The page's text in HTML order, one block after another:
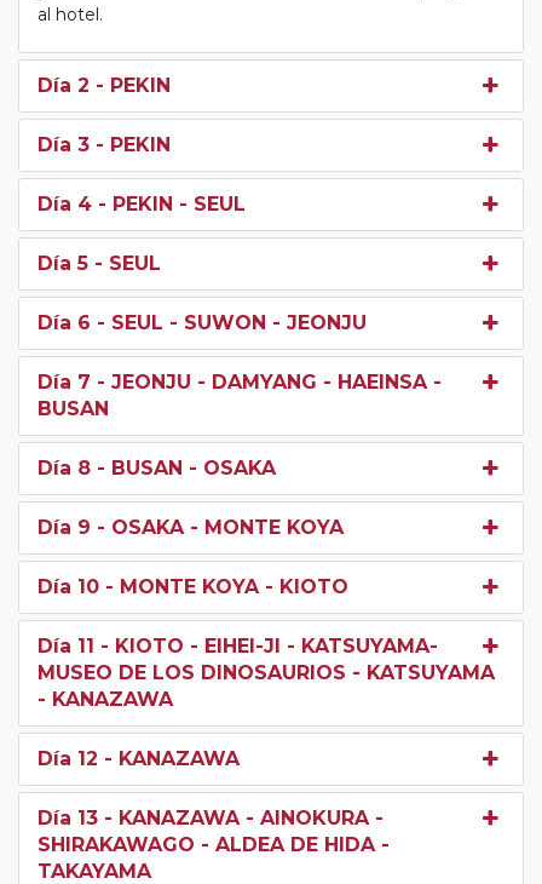
al hotel.
Día 2 - PEKIN
Día 3 - PEKIN
Día 4 - PEKIN - SEUL
Día 5 - SEUL
Día 6 - SEUL - SUWON - JEONJU
Día 7 - JEONJU - DAMYANG - HAEINSA -
BUSAN
Día 8 - BUSAN - OSAKA
Día 9 - OSAKA - MONTE KOYA
Día 10 - MONTE KOYA - KIOTO
Día 11 - KIOTO - EIHEI-JI - KATSUYAMA-
MUSEO DE LOS DINOSAURIOS - KATSUYAMA
- KANAZAWA
Día 12 - KANAZAWA
Día 13 - KANAZAWA - AINOKURA -
SHIRAKAWAGO - ALDEA DE HIDA -
TAKAYAMA